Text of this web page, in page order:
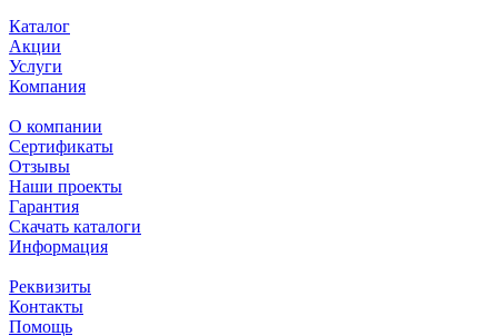
Каталог
Акции
Услуги
Компания
О компании
Сертификаты
Отзывы
Наши проекты
Гарантия
Скачать каталоги
Информация
Реквизиты
Контакты
Помощь